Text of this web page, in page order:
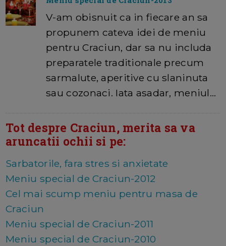
V-am obisnuit ca in fiecare an sa
propunem cateva idei de meniu
pentru Craciun, dar sa nu includa
preparatele traditionale precum
sarmalute, aperitive cu slaninuta
sau cozonaci. Iata asadar, meniul…
Tot despre Craciun, merita sa va
aruncatii ochii si pe:
Sarbatorile, fara stres si anxietate
Meniu special de Craciun-2012
Cel mai scump meniu pentru masa de
Craciun
Meniu special de Craciun-2011
Meniu special de Craciun-2010